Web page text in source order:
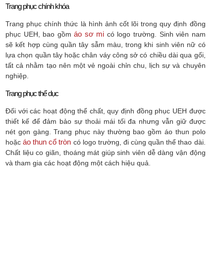
Trang phục chính khóa
Trang phục chính thức là hình ảnh cốt lõi trong quy định đồng
phục UEH, bao gồmáo sơ mi có logo trường. Sinh viên nam
sẽ kết hợp cùng quần tây sẫm màu, trong khi sinh viên nữ có
lựa chọn quần tây hoặc chân váy công sở có chiều dài qua gối,
tất cả nhằm tạo nên một vẻ ngoài chỉn chu, lịch sự và chuyên
nghiệp.
Trang phục thể dục
Đối với các hoạt động thể chất, quy định đồng phục UEH được
thiết kế để đảm bảo sự thoải mái tối đa nhưng vẫn giữ được
nét gọn gàng. Trang phục này thường bao gồm áo thun polo
hoặcáo thun cổ tròn có logo trường, đi cùng quần thể thao dài.
Chất liệu co giãn, thoáng mát giúp sinh viên dễ dàng vận động
và tham gia các hoạt động một cách hiệu quả.